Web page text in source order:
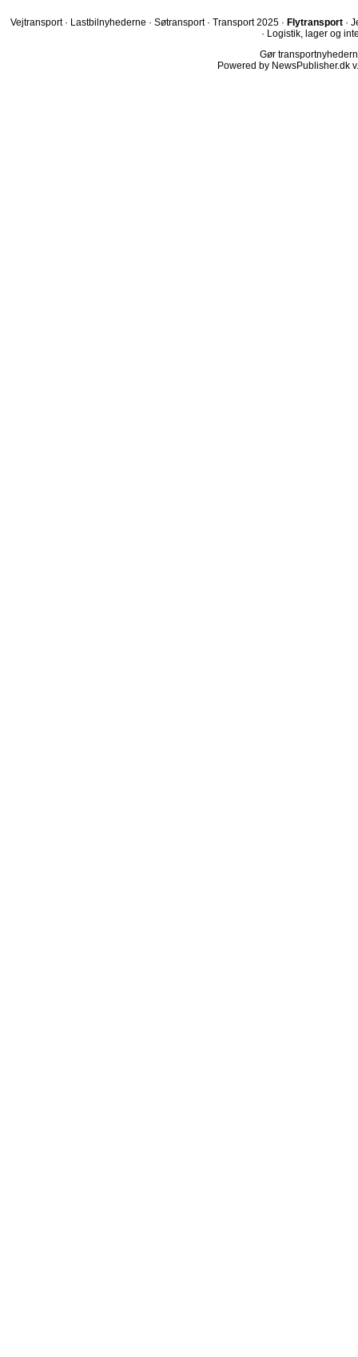
Vejtransport · Lastbilnyhederne · Søtransport · Transport 2025 · Flytransport ·
· Logistik, lager og
Gør
Powered by NewsPublisher.dk